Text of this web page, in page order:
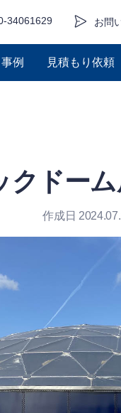
お問
34061629
例 見積もり依頼
クドー
作成日